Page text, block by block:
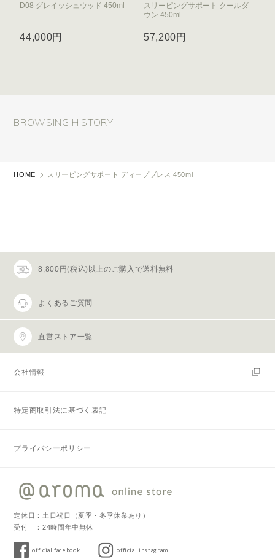
D08 グレイッシュウッド 450ml
44,000円
スリーピングサポート クールダ
ウン 450ml
57,200円
BROWSING HISTORY
HOME スリーピングサポート ディープブレス 450ml
8,800円(税込)以上のご購入で送料無料
よくあるご質問
直営ストア一覧
会社情報
特定商取引法に基づく表記
プライバシーポリシー
定休日：土日祝日（夏季・冬季休業あり）
受付 ：24時間年中無休
official facebook official instagram